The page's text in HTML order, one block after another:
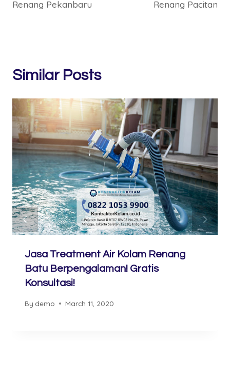
Renang Pekanbaru
Renang Pacitan
Similar Posts
Jasa Treatment Air Kolam Renang
Batu Berpengalaman! Gratis
Konsultasi!
By demo March 11, 2020